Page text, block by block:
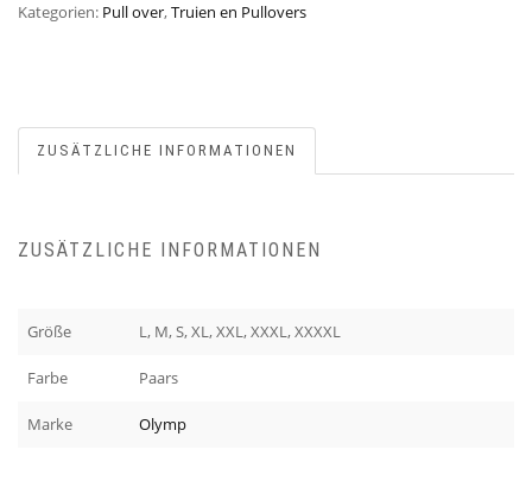
Kategorien: Pull over,Truien en Pullovers
ZUSÄTZLICHE INFORMATIONEN
ZUSÄTZLICHE INFORMATIONEN
Größe L, M, S, XL, XXL, XXXL, XXXXL
Farbe Paars
Marke Olymp